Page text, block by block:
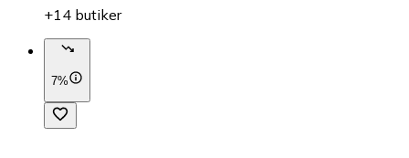
+14 butiker
7%